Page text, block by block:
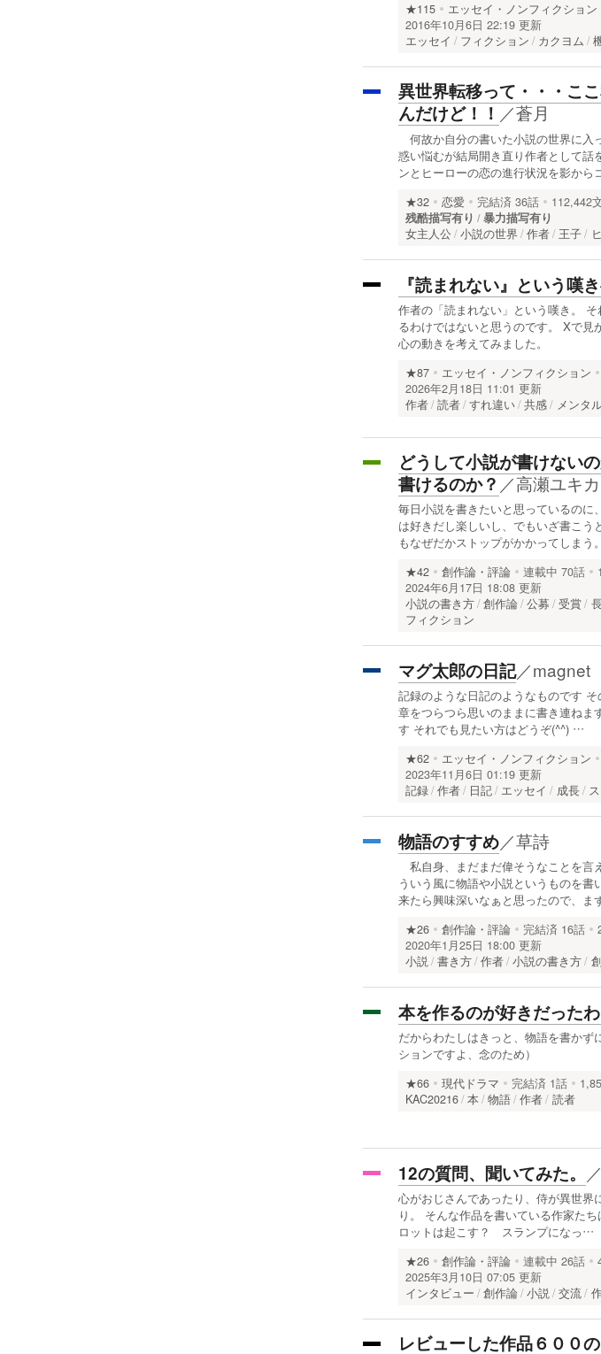
★115 エッセイ・ノンフィクション
2016年10月6日 22:19 更新
エッセイ
フィクション カクヨム
異世界転移って・・・こ
んだけど！！ ／蒼月
何故か自分の書いた小説の世界に
惑い悩むが結局開き直り作者として
ンとヒーローの恋の進行状況を影か
★32 恋愛 完結済 36話 112,442
残酷描写有り
暴力描写有り
女主人公 小説の世界 作者 王子
『読まれない』という嘆
作者の「読まれない」という嘆き。
るわけではないと思うのです。 Xで
心の動きを考えてみました。
★87 エッセイ・ノンフィクション
2026年2月18日 11:01 更新
作者 読者 すれ違い 共感 メンタ
どうして小説が書けない
書けるのか？／高瀬ユキ
毎日小説を書きたいと思っているのに
は好きだし楽しいし、でもいざ書こ
もなぜだかストップがかかってしま
★42 創作論・評論 連載中 70話
2024年6月17日 18:08 更新
小説の書き方 創作論 公募 受賞
フィクション
マグ太郎の日記／magnet
記録のような日記のようなものです
章をつらつら思いのままに書き連ねま
す それでも見たい方はどうぞ(^^) …
★62 エッセイ・ノンフィクション
2023年11月6日 01:19 更新
記録 作者 日記 エッセイ 成長
物語のすすめ／草詩
私自身、まだまだ偉そうなことを言
ういう風に物語や小説というものを
来たら興味深いなぁと思ったので、ま
★26 創作論・評論 完結済 16話
2020年1月25日 18:00 更新
小説 書き方 作者 小説の書き方
本を作るのが好きだった
だからわたしはきっと、物語を書かず
ションですよ、念のため）
★66 現代ドラマ 完結済 1話
KAC20216 本 物語 作者 読者
12の質問、聞いてみた。 ／
心がおじさんであったり、侍が異世
り。 そんな作品を書いている作家た
ロットは起こす？ スランプになっ…
★26 創作論・評論 連載中 26話
2025年3月10日 07:05 更新
インタビュー
創作論 小説 交流
レビューした作品６００